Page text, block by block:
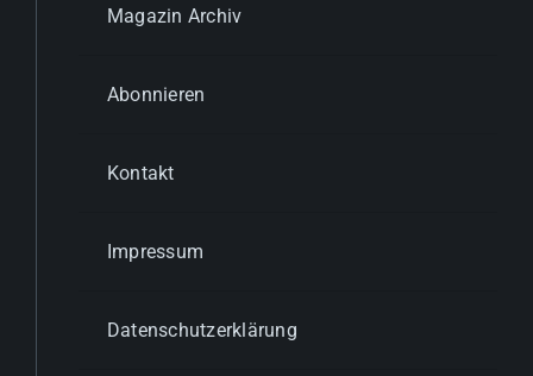
Magazin Archiv
Abonnieren
Kontakt
Impressum
Datenschutzerklärung